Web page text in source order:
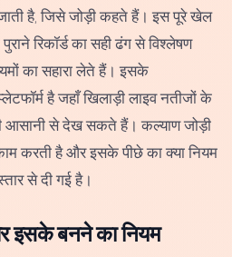
है, जिसे जोड़ी कहते हैं। इस पूरे खेल
रिकॉर्ड का सही ढंग से विश्लेषण
का सहारा लेते हैं। इसके
है जहाँ खिलाड़ी लाइव नतीजों के
आसानी से देख सकते हैं। कल्याण जोड़ी
करती है और इसके पीछे का क्या नियम
से दी गई है।
इसके बनने का नियम